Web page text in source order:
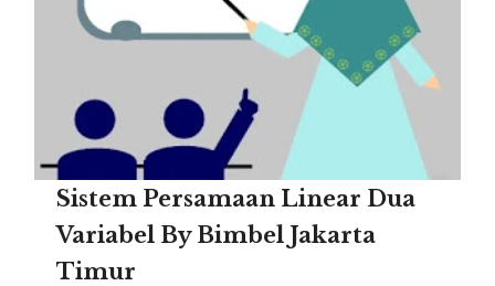
Sistem Persamaan Linear Dua
Variabel By Bimbel Jakarta
Timur